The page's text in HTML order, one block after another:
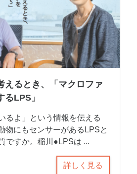
えるとき、「マクロファ
LPS」
るよ」という情報を伝える
物にもセンサーがあるLPSと
ですか。稲川●LPSは ...
詳しく見る